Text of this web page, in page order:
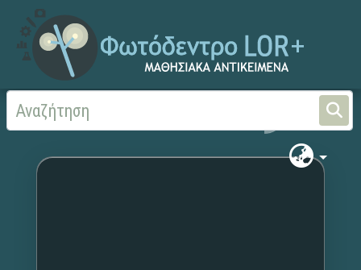
Αρχική Χωρίς τίτλο